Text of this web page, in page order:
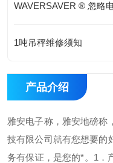
WAVERSAVER ® 忽略
1吨吊秤维修须知
产品介绍
雅安电子称，雅安地磅称
技有限公司就有您想要的
务有保证，是您的*。 1．